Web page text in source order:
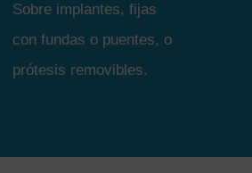
Sobre implantes, fijas
con fundas o puentes, o
prótesis removibles.